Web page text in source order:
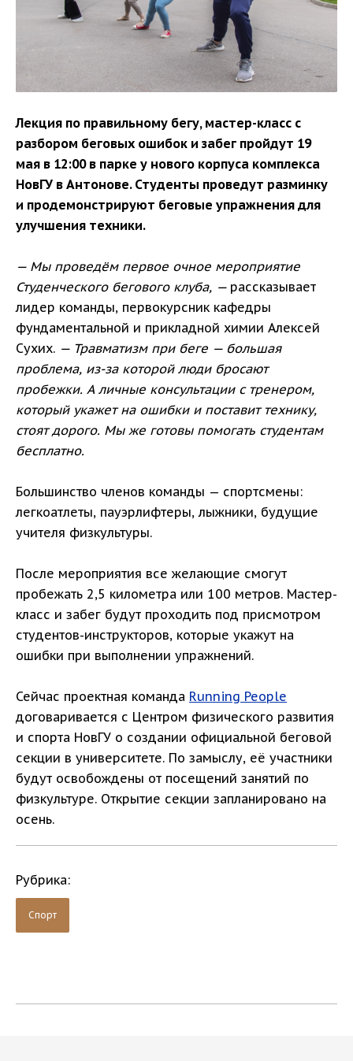
Лекция по правильному бегу, мастер-класс с
разбором беговых ошибок и забег пройдут 19
мая в 12:00 в парке у нового корпуса комплекса
НовГУ в Антонове. Студенты проведут разминку
и продемонстрируют беговые упражнения для
улучшения техники.
— Мы проведём первое очное мероприятие
Студенческого бегового клуба, — рассказывает
лидер команды, первокурсник кафедры
фундаментальной и прикладной химии Алексей
Сухих. — Травматизм при беге — большая
проблема, из-за которой люди бросают
пробежки. А личные консультации с тренером,
который укажет на ошибки и поставит технику,
стоят дорого. Мы же готовы помогать студентам
бесплатно.
Большинство членов команды — спортсмены:
легкоатлеты, пауэрлифтеры, лыжники, будущие
учителя физкультуры.
После мероприятия все желающие смогут
пробежать 2,5 километра или 100 метров. Мастер-
класс и забег будут проходить под присмотром
студентов-инструкторов, которые укажут на
ошибки при выполнении упражнений.
Сейчас проектная команда Running People
договаривается с Центром физического развития
и спорта НовГУ о создании официальной беговой
секции в университете. По замыслу, её участники
будут освобождены от посещений занятий по
физкультуре. Открытие секции запланировано на
осень.
Рубрика:
Спорт